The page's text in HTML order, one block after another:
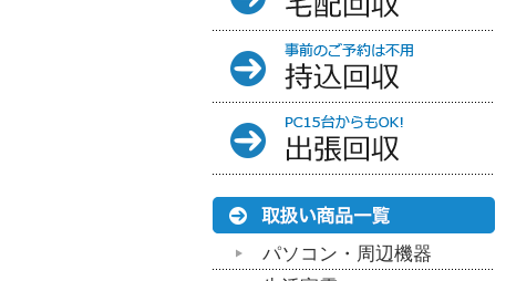
パソコン・周辺機器